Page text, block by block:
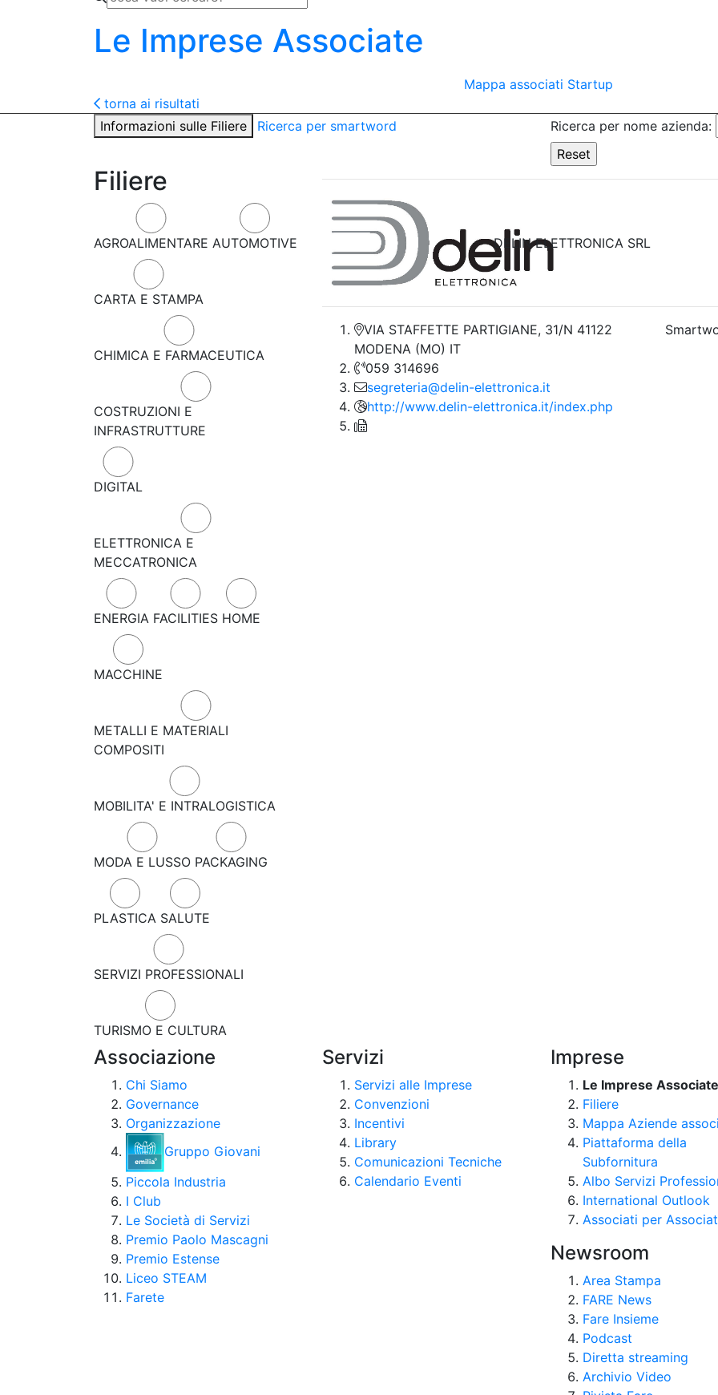
Le Imprese Associate
Mappa associati Startup
torna ai risultati
Informazioni sulle Filiere
Ricerca per smartword Ricerca per nome azienda:
Filiere
AGROALIMENTARE AUTOMOTIVE
CARTA E STAMPA
CHIMICA E FARMACEUTICA
COSTRUZIONI E
INFRASTRUTTURE
DIGITAL
ELETTRONICA E
MECCATRONICA
ENERGIA FACILITIES HOME
MACCHINE
METALLI E MATERIALI
COMPOSITI
MOBILITA' E INTRALOGISTICA
MODA E LUSSO PACKAGING
PLASTICA SALUTE
SERVIZI PROFESSIONALI
TURISMO E CULTURA
DELIN ELETTRONICA SRL
VIA STAFFETTE PARTIGIANE, 31/N 41122
MODENA (MO) IT
059 314696
segreteria@delin-elettronica.it
http://www.delin-elettronica.it/index.php
Associazione
Chi Siamo
Governance
Organizzazione
Gruppo Giovani
Piccola Industria
I Club
Le Società di Servizi
Premio Paolo Mascagni
Premio Estense
Liceo STEAM
Farete
Servizi
Servizi alle Imprese
Convenzioni
Incentivi
Library
Comunicazioni Tecniche
Calendario Eventi
Imprese
Le Imprese Associate
Filiere
Mappa Aziende
Piattaforma della
Subfornitura
Albo Servizi
International Outlook
Associati per
Newsroom
Area Stampa
FARE News
Fare Insieme
Podcast
Diretta streaming
Archivio Video